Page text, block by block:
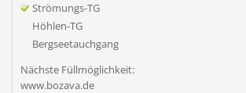
Strömungs-TG
Höhlen-TG
Bergseetauchgang
Nächste Füllmöglichkeit:
www.bozava.de